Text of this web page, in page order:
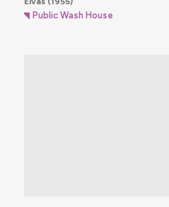
Public Wash House